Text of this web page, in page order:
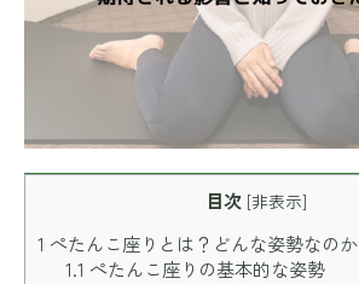
目次 [非表示]
1 ぺたんこ座りとは？どんな姿勢なのか
1.1 ぺたんこ座りの基本的な姿勢